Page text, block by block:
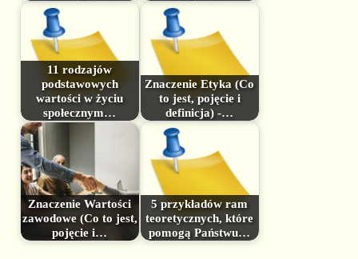
11 rodzajów
podstawowych
wartości w życiu
społecznym…
Znaczenie Etyka (Co
to jest, pojęcie i
definicja) -…
Znaczenie Wartości
zawodowe (Co to jest,
pojęcie i…
5 przykładów ram
teoretycznych, które
pomogą Państwu…